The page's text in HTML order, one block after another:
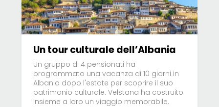
Un tour culturale dell’Albania
Un gruppo di 4 pensionati ha
programmato una vacanza di 10 giorni in
Albania dopo l'estate per scoprire il suo
patrimonio culturale. Velstana ha costruito
insieme a loro un viaggio memorabile.